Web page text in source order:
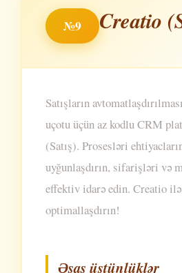
№9 Creatio
Satışların
uçotu üçün az kodlu CRM
(Satış). Prosesləri
uyğunlaşdırın, sifarişləri və
effektiv idarə edin. Creatio
optimallaşdırın!
Əsas üstünlüklər